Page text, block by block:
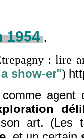
1954 .
: lire
show-er")
comme agent
art. (Les